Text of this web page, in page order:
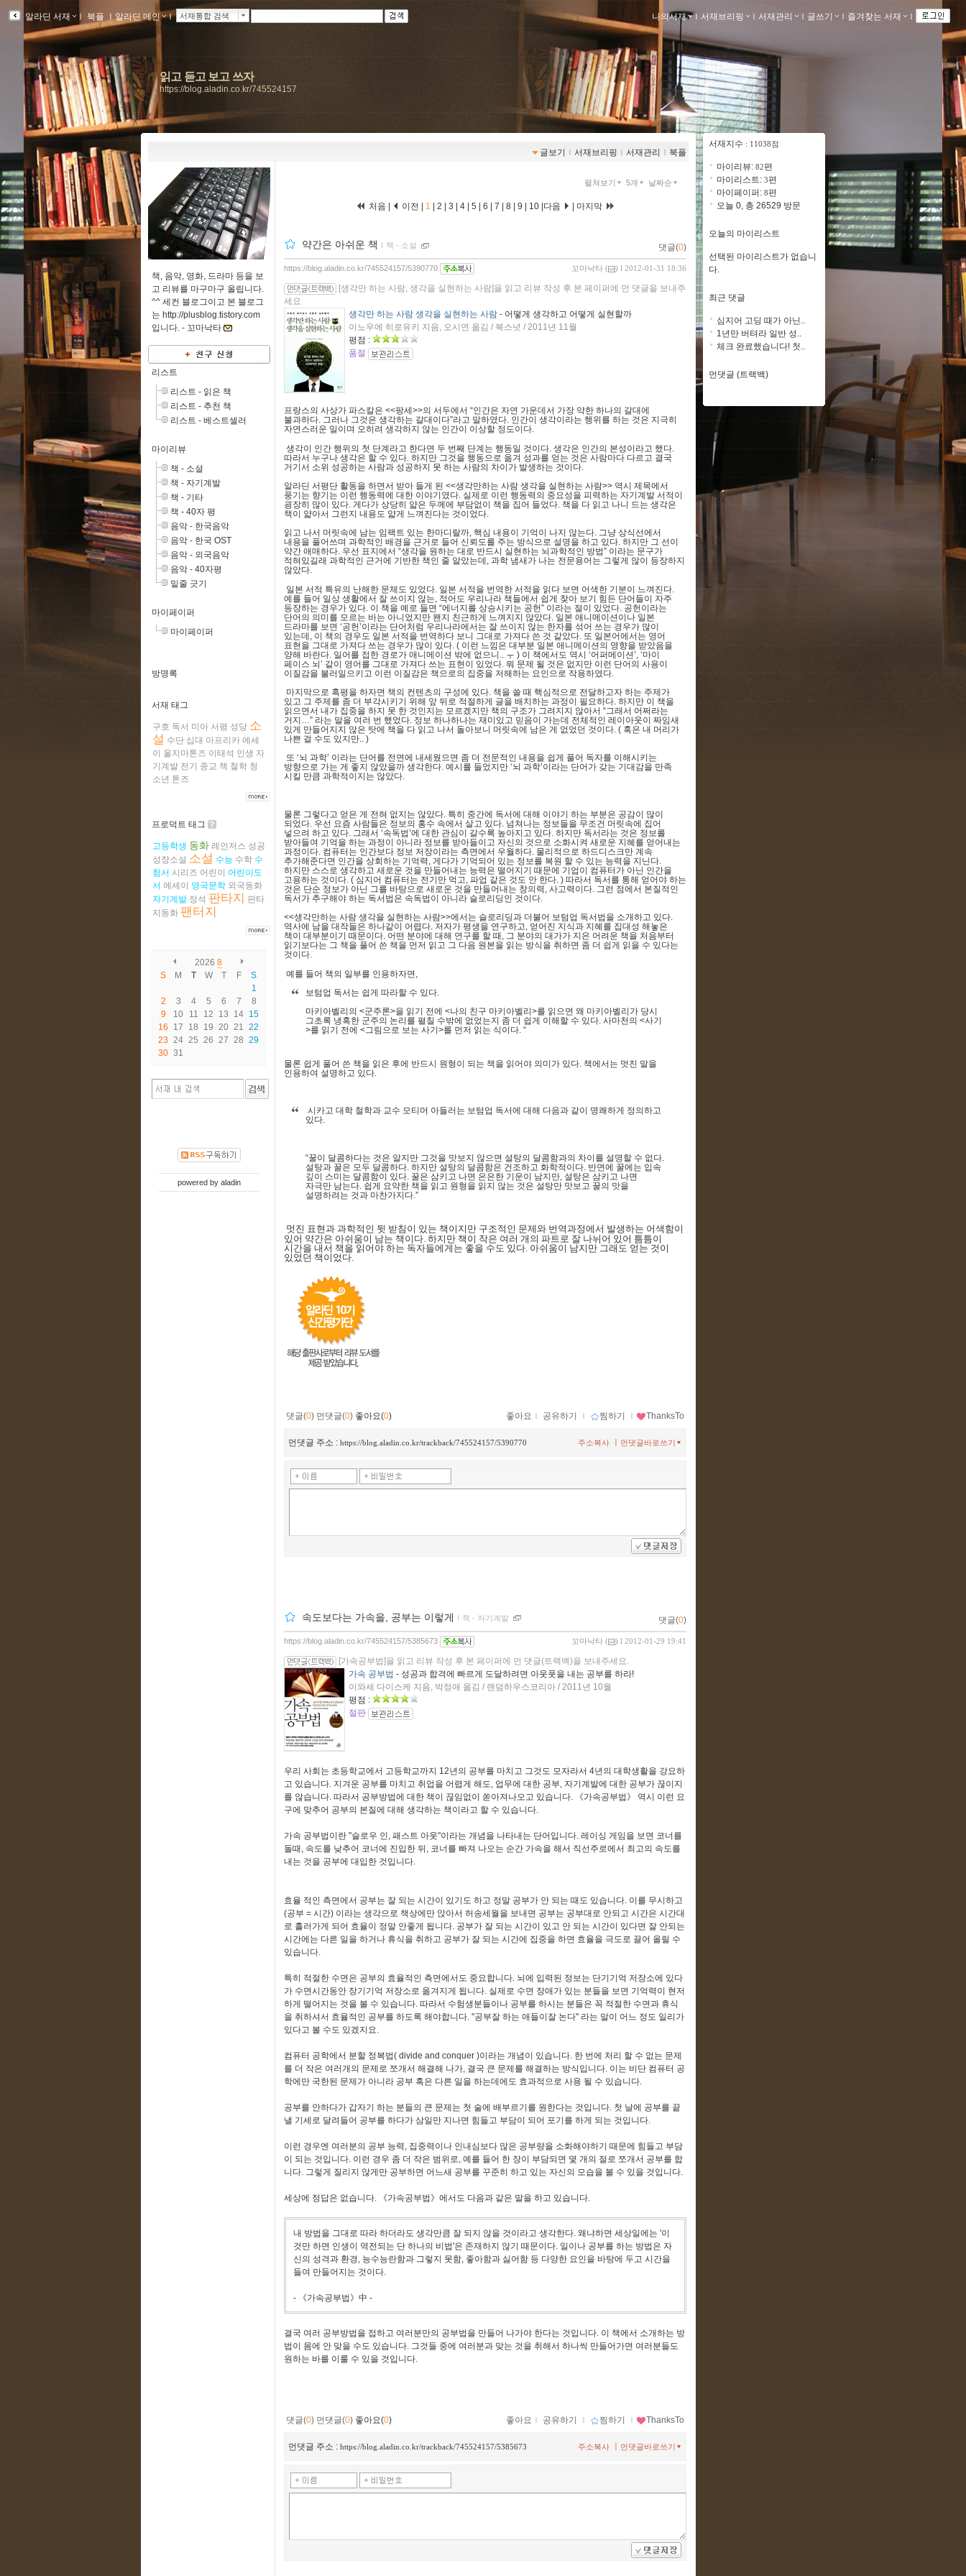
알라딘 서재 ｌ 북플 ｌ알라딘 메인 ｌ 서재통합 검색 나의서재 ｌ 서재브리핑 ｌ 서재관리 ｌ 글쓰기 ｌ 즐겨찾는 서재 ｌ
읽고 듣고 보고 쓰자
https://blog.aladin.co.kr/745524157
글보기 ｌ 서재브리핑 ｌ 서재관리 ｌ 북플
책, 음악, 영화, 드라마 등을 보
고 리뷰를 마구마구 올립니다.
^^ 세컨 블로그이고 본 블로그
는 http://plusblog.tistory.com
입니다. - 꼬마낙타
리스트
리스트 - 읽은 책
리스트 - 추천 책
리스트 - 베스트셀러
마이리뷰
책 - 소설
책 - 자기계발
책 - 기타
책 - 40자 평
음악 - 한국음악
음악 - 한국 OST
음악 - 외국음악
음악 - 40자평
밑줄 긋기
마이페이퍼
마이페이퍼
방명록
서재 태그
구호 독서 미아 서평 성당 소
설 수단 십대 아프리카 에세
이 울지마톤즈 이태석 인생 자
기계발 전기 종교 책 철학 청
소년 톤즈
프로덕트 태그
고등학생 동화 레인저스 성공
성장소설 소설 수능 수학 수
험서 시리즈 어린이 어린이도
서 에세이 영국문학 외국동화
자기계발 정석 판타지 판타
지동화 팬터지
2026 8
S
M T W T F
S
1
2
3 4 5 6 7
8
9
10 11 12 13 14 15
16
17 18 19 20 21
22
23 24 25 26 27 28 29
30 31
powered by aladin
펼쳐보기 5개 날짜순
처음 | 이전 | 1 2 3 4 5 6 7 8 9 10 다음 마지막
약간은 아쉬운 책 ｌ 책 - 소설 댓글(0)
꼬마낙타 ( ) l 2012-01-31 18:36
https://blog.aladin.co.kr/745524157/5390770
[생각만 하는 사람, 생각을 실현하는 사람]을 읽고 리뷰 작성 후 본 페이퍼에 먼 댓글을 보내주
세요
생각만 하는 사람 생각을 실현하는 사람 - 어떻게 생각하고 어떻게 실현할까
이노우에 히로유키 지음, 오시연 옮김 / 북스넛 / 2011년 11월
평점 :
품절
프랑스의 사상가 파스칼은 <<팡세 >>의 서두에서 “인간은 자연 가운데서 가장 약한 하나의 갈대에
불과하다. 그러나 그것은 생각하는 갈대이다”라고 말하였다. 인간이 생각이라는 행위를 하는 것은 지극히
자연스러운 일이며 오히려 생각하지 않는 인간이 이상할 정도이다.
생각이 인간 행위의 첫 단계라고 한다면 두 번째 단계는 행동일 것이다 생각은 인간의 본성이라고 했다
따라서 누구나 생각은 할 수 있다 하지만 그것을 행동으로 옮겨 성과를 얻는 것은 사람마다 다르고 결국
거기서 소위 성공하는 사람과 성공하지 못 하는 사람의 차이가 발생하는 것이다
알라딘 서평단 활동을 하면서 받아 들게 된 <<생각만하는 사람 생각을 실현하는 사람>> 역시 제목에서
풍기는 향기는 이런 행동력에 대한 이야기였다. 실제로 이런 행동력의 중요성을 피력하는 자기계발 서적이
굉장히 많이 있다. 게다가 상당히 얇은 두께에 부담없이 책을 집어 들었다. 책을 다 읽고 나니 드는 생각은
책이 얇아서 그런지 내용도 얇게 느껴진다는 것이었다.
읽고 나서 머릿속에 남는 임팩트 있는 한마디랄까, 핵심 내용이 기억이 나지 않는다. 그냥 상식선에서
내용을 풀어쓰며 과학적인 배경을 근거로 들어 신뢰도를 주는 방식으로 설명을 하고 있다. 하지만 그 선이
약간 애매하다. 우선 표지에서 “생각을 원하는 대로 반드시 실현하는 뇌과학적인 방법” 이라는 문구가
적혀있길래 과학적인 근거에 기반한 책인 줄 알았는데 , 과학 냄새가 나는 전문용어는 그렇게 많이 등장하지
않았다.
일본 서적 특유의 난해한 문체도 있었다 일본 서적을 번역한 서적을 읽다 보면 어색한 기분이 느껴진다
예를 들어 일상 생활에서 잘 쓰이지 않는 적어도 우리나라 책들에서 쉽게 찾아 보기 힘든 단어들이 자주
등장하는 경우가 있다 이 책을 예로 들면 “에너지를 상승시키는 공헌” 이라는 절이 있었다 공헌이라는
단어의 의미를 모르는 바는 아니었지만 왠지 친근하게 느껴지지 않았다 일본 애니메이션이나 일본
드라마를 보면 ‘공헌’이라는 단어처럼 우리나라에서는 잘 쓰이지 않는 한자를 섞어 쓰는 경우가 많이
있는데 이 책의 경우도 일본 서적을 번역하다 보니 그대로 가져다 쓴 것 같았다 또 일본어에서는 영어
표현을 그대로 가져다 쓰는 경우가 많이 있다 . ( 이런 느낌은 대부분 일본 애니메이션의 영향을 받았음을
양해 바란다 일어를 접한 경로가 애니메이션 밖에 없으니 ㅜ ) 이 책에서도 역시 ‘어퍼메이션’, ‘마이
페이스 뇌’ 같이 영어를 그대로 가져다 쓰는 표현이 있었다 뭐 문제 될 것은 없지만 이런 단어의 사용이
이질감을 불러일으키고 이런 이질감은 책으로의 집중을 저해하는 요인으로 작용하였다
마지막으로 혹평을 하자면 책의 컨텐츠의 구성에 있다. 책을 쓸 때 핵심적으로 전달하고자 하는 주제가
있고 그 주제를 좀 더 부각시키기 위해 앞 뒤로 적절하게 글을 배치하는 과정이 필요하다. 하지만 이 책을
읽으면서 내가 집중을 하지 못 한 것인지는 모르겠지만 책의 구조가 그려지지 않아서 “그래서 어쩌라는
거지 …” 라는 말을 여러 번 했었다. 정보 하나하나는 재미있고 믿음이 가는데 전체적인 레이아웃이 짜임새
있게 만들어지지 않은 탓에 책을 다 읽고 나서 돌아보니 머릿속에 남은 게 없었던 것이다. ( 혹은 내 머리가
나쁜 걸 수도 있지만.. )
또 ‘뇌 과학’ 이라는 단어를 전면에 내세웠으면 좀 더 전문적인 내용을 쉽게 풀어 독자를 이해시키는
방향으로 가는 게 좋지 않았을까 생각한다. 예시를 들었지만 ‘뇌 과학’이라는 단어가 갖는 기대감을 만족
시킬 만큼 과학적이지는 않았다.
물론 그렇다고 얻은 게 전혀 없지는 않았다. 특히 중간에 독서에 대해 이야기 하는 부분은 공감이 많이
되었다. 우선 요즘 사람들은 정보의 홍수 속에서 살고 있다. 넘쳐나는 정보들을 무조건 머릿속에 집어
넣으려 하고 있다. 그래서 ‘속독법’에 대한 관심이 갈수록 높아지고 있다. 하지만 독서라는 것은 정보를
받아들여 기억을 하는 과정이 아니라 정보를 받아들이고 자신의 것으로 소화시켜 새로운 지혜를 얻어내는
과정이다. 컴퓨터는 인간보다 정보 저장이라는 측면에서 우월하다. 물리적으로 하드디스크만 계속
추가해준다면 인간을 상회하는 기억력 , 게다가 기억되어 있는 정보를 복원 할 수 있는 능력을 지닌다.
하지만 스스로 생각하고 새로운 것을 만들어내는 능력은 떨어지기 때문에 기업이 컴퓨터가 아닌 인간을
고용하는 것이다. ( 심지어 컴퓨터는 전기만 먹고, 파업 같은 것도 안 한다. ) 따라서 독서를 통해 얻어야 하는
것은 단순 정보가 아닌 그를 바탕으로 새로운 것을 만들어내는 창의력 , 사고력이다. 그런 점에서 본질적인
독서가 추구해야 하는 독서법은 속독법이 아니라 슬로리딩인 것이다.
<<생각만하는 사람 생각을 실현하는 사람>>에서는 슬로리딩과 더불어 보텀업 독서법을 소개하고 있다.
역사에 남을 대작들은 하나같이 어렵다. 저자가 평생을 연구하고, 얻어진 지식과 지혜를 집대성 해놓은
책이 대부분이기 때문이다. 어떤 분야에 대해 연구를 할 때 , 그 분야의 대가가 지은 어려운 책을 처음부터
읽기보다는 그 책을 풀어 쓴 책을 먼저 읽고 그 다음 원본을 읽는 방식을 취하면 좀 더 쉽게 읽을 수 있다는
것이다.
예를 들어 책의 일부를 인용하자면
보텀업 독서는 쉽게 따라할 수 있다.
마키아벨리의 <군주론>을 읽기 전에 <나의 친구 마키아벨리 >를 읽으면 왜 마키아벨리가 당시
그초록 냉혹한 군주의 논리를 펼칠 수밖에 없었는지 좀 더 쉽게 이해할 수 있다. 사마천의 <사기
>를 읽기 전에 <그림으로 보는 사기 >를 먼저 읽는 식이다. “
물론 쉽게 풀어 쓴 책을 읽은 후에 반드시 원형이 되는 책을 읽어야 의미가 있다 책에서는 멋진 말을
인용하여 설명하고 있다
시카고 대학 철학과 교수 모티머 아들러는 보텀업 독서에 대해 다음과 같이 명쾌하게 정의하고
있다.
“꿀이 달콤하다는 것은 알지만 그것을 맛보지 않으면 설탕의 달콤함과의 차이를 설명할 수 없다.
설탕과 꿀은 모두 달콤하다. 하지만 설탕의 달콤함은 건조하고 화학적이다. 반면에 꿀에는 입속
깊이 스미는 달콤함이 있다. 꿀은 삼키고 나면 은은한 기운이 남지만, 설탕은 삼키고 나면
자극만 남는다. 쉽게 요약한 책을 읽고 원형을 읽지 않는 것은 설탕만 맛보고 꿀의 맛을
설명하려는 것과 마찬가지다.”
멋진 표현과 과학적인 뒷 받침이 있는 책이지만 구조적인 문제와 번역과정에서 발생하는 어색함이
있어 약간은 아쉬움이 남는 책이다. 하지만 책이 작은 여러 개의 파트로 잘 나뉘어 있어 틈틈이
시간을 내서 책을 읽어야 하는 독자들에게는 좋을 수도 있다. 아쉬움이 남지만 그래도 얻는 것이
있었던 책이었다.
댓글(0) 먼댓글(0) 좋아요(0) 좋아요 ｌ 공유하기 ｌ 찜하기 ｌ ThanksTo
먼댓글 주소 : https://blog.aladin.co.kr/trackback/745524157/5390770 먼댓글바로쓰기
주소복사 ㅣ
속도보다는 가속을, 공부는 이렇게 ｌ 책 - 자기계발 댓글(0)
꼬마낙타 ( ) l 2012-01-29 19:41
https://blog.aladin.co.kr/745524157/5385673
[가속공부법]을 읽고 리뷰 작성 후 본 페이퍼에 먼 댓글(트랙백)을 보내주세요.
가속 공부법 - 성공과 합격에 빠르게 도달하려면 아웃풋을 내는 공부를 하라!
이와세 다이스케 지음, 박정애 옮김 / 랜덤하우스코리아 / 2011년 10월
평점 :
절판
우리 사회는 초등학교에서 고등학교까지 12년의 공부를 마치고 그것도 모자라서 4년의 대학생활을 강요하
고 있습니다. 지겨운 공부를 마치고 취업을 어렵게 해도, 업무에 대한 공부, 자기계발에 대한 공부가 끊이지
를 않습니다. 따라서 공부방법에 대한 책이 끊임없이 쏟아져나오고 있습니다. 《가속공부법》 역시 이런 요
구에 맞추어 공부의 본질에 대해 생각하는 책이라고 할 수 있습니다.
가속 공부법이란 "슬로우 인, 패스트 아웃"이라는 개념을 나타내는 단어입니다. 레이싱 게임을 보면 코너를
돌때, 속도를 낮추어 코너에 진입한 뒤, 코너를 빠져 나오는 순간 가속을 해서 직선주로에서 최고의 속도를
내는 것을 공부에 대입한 것입니다.
효율 적인 측면에서 공부는 잘 되는 시간이 있기도 하고 정말 공부가 안 되는 때도 있습니다. 이를 무시하고
(공부 = 시간) 이라는 생각으로 책상에만 앉아서 허송세월을 보내면 공부는 공부대로 안되고 시간은 시간대
로 흘러가게 되어 효율이 정말 안좋게 됩니다. 공부가 잘 되는 시간이 있고 안 되는 시간이 있다면 잘 안되는
시간에는 다른 일을 하거나 휴식을 취하고 공부가 잘 되는 시간에 집중을 하면 효율을 극도로 끌어 올릴 수
있습니다.
특히 적절한 수면은 공부의 효율적인 측면에서도 중요합니다. 뇌에 입력된 정보는 단기기억 저장소에 있다
가 수면시간동안 장기기억 저장소로 옮겨지게 됩니다. 실제로 수면 장애가 있는 분들을 보면 기억력이 현저
하게 떨어지는 것을 볼 수 있습니다. 따라서 수험생분들이나 공부를 하시는 분들은 꼭 적절한 수면과 휴식
을 취하셔서 효율적인 공부를 하도록 해야합니다. "공부잘 하는 애들이잘 논다" 라는 말이 어느 정도 일리가
있다고 볼 수도 있겠지요.
컴퓨터 공학에서 분할 정복법( divide and conquer )이라는 개념이 있습니다. 한 번에 처리 할 수 없는 문제
를 더 작은 여러개의 문제로 쪼개서 해결해 나가, 결국 큰 문제를 해결하는 방식입니다. 이는 비단 컴퓨터 공
학에만 국한된 문제가 아니라 공부 혹은 다른 일을 하는데에도 효과적으로 사용 될 수 있습니다.
공부를 안하다가 갑자기 하는 분들의 큰 문제는 첫 술에 배부르기를 원한다는 것입니다. 첫 날에 공부를 끝
낼 기세로 달려들어 공부를 하다가 삼일만 지나면 힘들고 부담이 되어 포기를 하게 되는 것입니다.
이런 경우엔 여러분의 공부 능력, 집중력이나 인내심보다 많은 공부량을 소화해야하기 때문에 힘들고 부담
이 되는 것입니다. 이런 경우 좀 더 작은 범위로, 예를 들어 한 장이 부담되면 몇 개의 절로 쪼개서 공부를 합
니다. 그렇게 질리지 않게만 공부하면 어느새 공부를 꾸준히 하고 있는 자신의 모습을 볼 수 있을 것입니다.
세상에 정답은 없습니다. 《가속공부법》에서도 다음과 같은 말을 하고 있습니다.
내 방법을 그대로 따라 하더라도 생각만큼 잘 되지 않을 것이라고 생각한다. 왜냐하면 세상일에는 '이
것만 하면 인생이 역전되는 단 하나의 비법'은 존재하지 않기 때문이다. 일이나 공부를 하는 방법은 자
신의 성격과 환경, 능수능란함과 그렇지 못함, 좋아함과 싫어함 등 다양한 요인을 바탕에 두고 시간을
들여 만들어지는 것이다.
- 《가속공부법》中 -
결국 여러 공부방법을 접하고 여러분만의 공부법을 만들어 나가야 한다는 것입니다. 이 책에서 소개하는 방
법이 몸에 안 맞을 수도 있습니다. 그것들 중에 여러분과 맞는 것을 취해서 하나씩 만들어가면 여러분들도
원하는 바를 이룰 수 있을 것입니다.
댓글(0) 먼댓글(0) 좋아요(0) 좋아요 ｌ 공유하기 ｌ 찜하기 ｌ ThanksTo
먼댓글 주소 : https://blog.aladin.co.kr/trackback/745524157/5385673 먼댓글바로쓰기
주소복사
서재지수 : 11038점
마이리뷰: 82편
마이리스트: 3편
마이페이퍼: 8편
오늘 0, 총 26529 방문
오늘의 마이리스트
선택된 마이리스트가 없습니
다.
최근 댓글
심지어 고딩 때가 아닌..
1년만 버텨라 일반 성..
체크 완료했습니다! 첫..
먼댓글 (트랙백)